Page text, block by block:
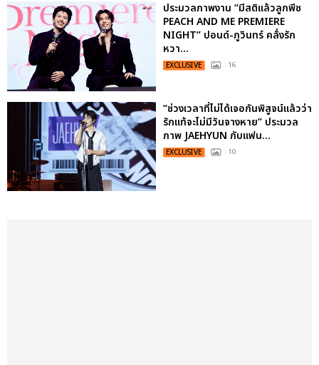
ประมวลภาพงาน “มีสติแล้วลูกพีช
PEACH AND ME PREMIERE
NIGHT” ปอนด์-ภูวินทร์ คลั่งรัก
หวา...
EXCLUSIVE : 16
“ช่วงเวลาที่ไม่ได้เจอกันพิสูจน์แล้วว่า
รักแท้จะไม่มีวันจางหาย” ประมวล
ภาพ JAEHYUN กับแฟน...
EXCLUSIVE : 10